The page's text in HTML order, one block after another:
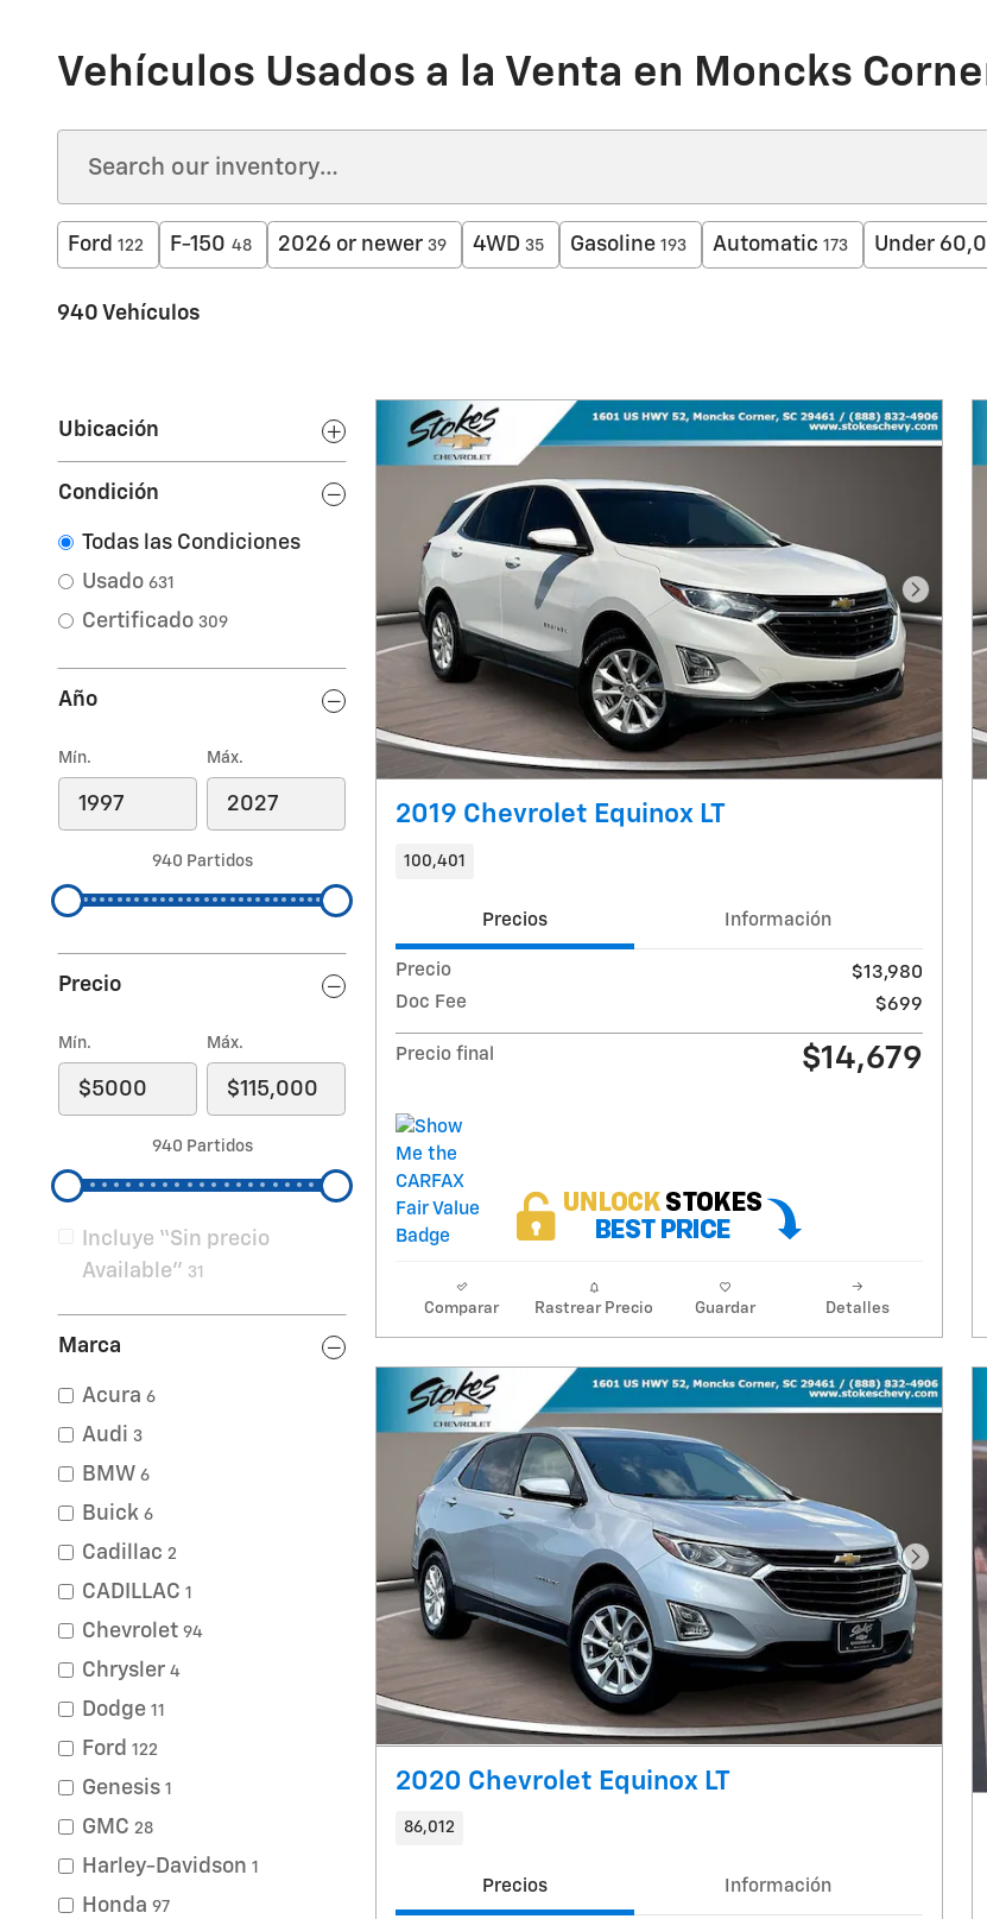
Vehículos Usados a la Venta en Moncks
Ford 122 F-150 48 2026 or newer 39 4WD 35 Gasoline 193 Automatic 173 Under
940 Vehículos
Ubicación
Condición
Todas las Condiciones
Usado 631
Certificado 309
Año
Mín. Máx.
940 Partidos
Precio
Mín. Máx.
940 Partidos
Incluye “Sin precio
Available” 31
Marca
Acura 6
Audi 3
BMW 6
Buick 6
Cadillac 2
CADILLAC 1
Chevrolet 94
Chrysler 4
Dodge 11
Ford 122
Genesis 1
GMC 28
Harley-Davidson 1
Honda 97
Foto
2019 Chevrolet Equinox LT
100,401
Precios Información
Precio
$13,980
Doc Fee
$699
Precio final $14,679
Comparar Rastrear Precio Guardar Detalles
Foto
2020 Chevrolet Equinox LT
86,012
Precios Información